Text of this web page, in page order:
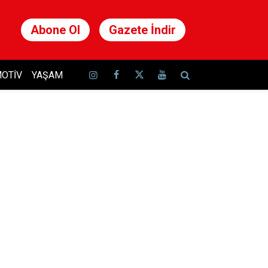
Abone Ol Gazete İndir
YAŞAM